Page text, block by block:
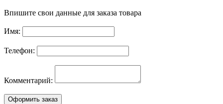
Впишите свои данные для заказа товара
Имя:
Телефон:
Комментарий: